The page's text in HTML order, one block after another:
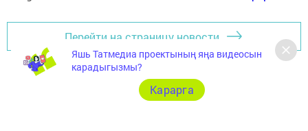
Перейти на страницу новости
Яшь Татмедиа проектының яңа видеосын
карадыгызмы?
Карарга